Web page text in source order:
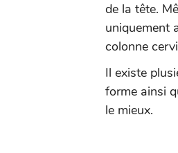
de la tête.
uniquement
colonne
Il existe
forme ainsi
le mieux.